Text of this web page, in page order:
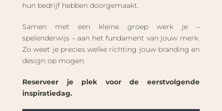
hun bedrijf hebben doorgemaakt.
Samen met een kleine groep werk je –
spelenderwijs – aan het fundament van jouw merk.
Zo weet je precies welke richting jouw branding en
design op mogen.
Reserveer je plek voor de eerstvolgende
inspiratiedag.